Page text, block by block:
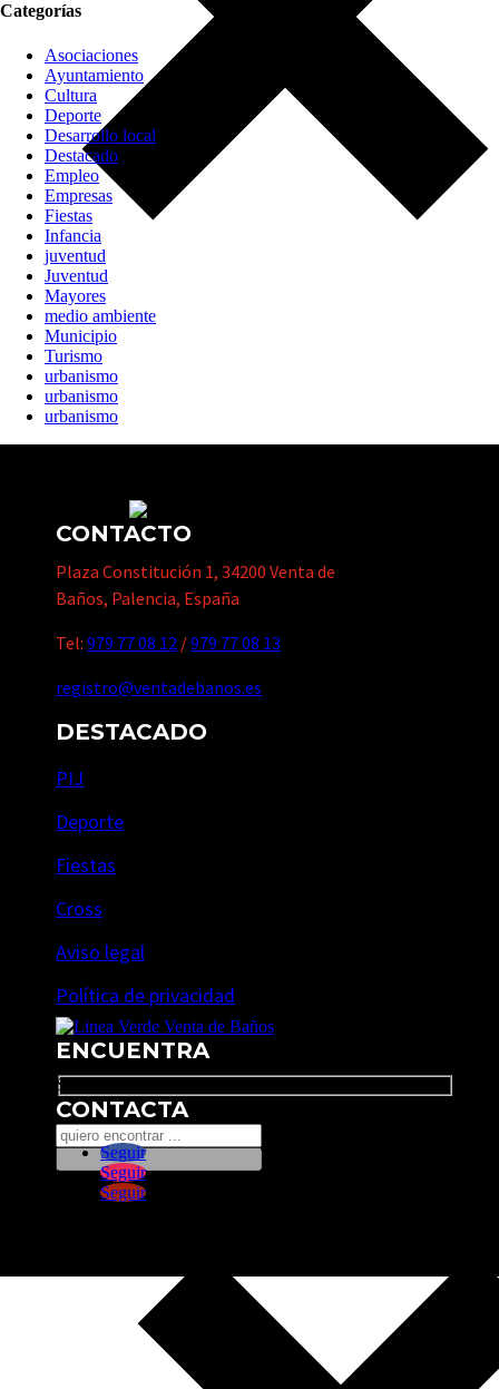
Categorías
Asociaciones
Ayuntamiento
Cultura
Deporte
Desarrollo local
Destacado
Empleo
Empresas
Fiestas
Infancia
juventud
Juventud
Mayores
medio ambiente
Municipio
Turismo
urbanismo
urbanismo
urbanismo
CONTACTO
Plaza Constitución 1, 34200 Venta de
Baños, Palencia, España
Tel: 979 77 08 12 /979 77 08 13
registro@ventadebanos.es
DESTACADO
PIJ
Deporte
Fiestas
Cross
Aviso legal
Política de privacidad
ENCUENTRA
Search
CONTACTA
Seguir
Seguir
Seguir